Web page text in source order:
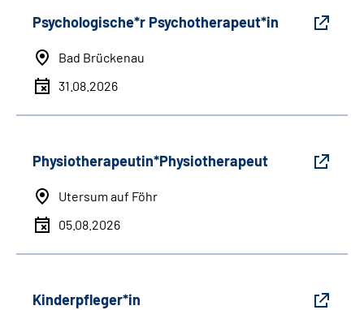
Psychologische*r Psychotherapeut*in
Bad Brückenau
31.08.2026
Physiotherapeutin*Physiotherapeut
Utersum auf Föhr
05.08.2026
Kinderpfleger*in